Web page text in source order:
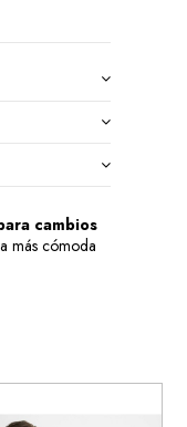
cambios
más cómoda